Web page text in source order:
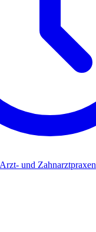
Arzt- und Zahnarztpraxen